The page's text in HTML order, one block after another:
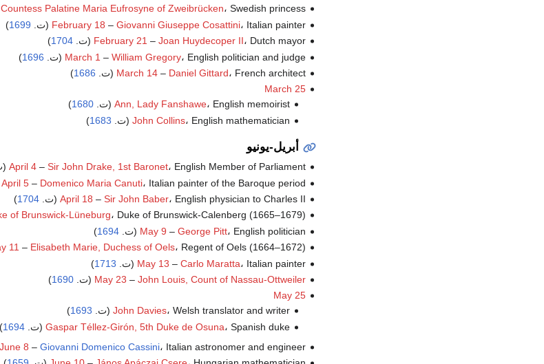
Countess Palatine Maria Eufrosyne of Zweibrücken، Swedish princess (ت.
February 18 – Giovanni Giuseppe Cosattini، Italian painter (ت. 1699
)
February 21 – Joan Huydecoper II، Dutch mayor (ت. 1704
)
March 1 – William Gregory، English politician and judge (ت. 1696
)
March 14– Daniel Gittard، French architect (ت. 1686
)
March 25
Ann, Lady Fanshawe، English memoirist (ت. 1680
)
John Collins، English mathematician (ت. 1683
)
أبريل-يونيو
April 4– Sir John Drake, 1st Baronet، English Member of Parliament (ت.
April 5– Domenico Maria Canuti، Italian painter of the Baroque period (ت.
April 18 – Sir John Baber، English physician to Charles II (ت. 1704
)
of Brunswick-Lüneburg، Duke of Brunswick-Calenberg (1665–1679) (ت.
May 9 – George Pitt، English politician (ت. 1694
)
11 – Elisabeth Marie, Duchess of Oels، Regent of Oels (1664–1672) (ت.
May 13 – Carlo Maratta، Italian painter (ت. 1713
)
May 23 – John Louis, Count of Nassau-Ottweiler (ت.1690
)
May 25
John Davies، Welsh translator and writer (ت. 1693
)
Gaspar Téllez-Girón, 5th Duke de Osuna، Spanish duke (ت. 1694
)
June 8 – Giovanni Domenico Cassini، Italian astronomer and engineer (ت.